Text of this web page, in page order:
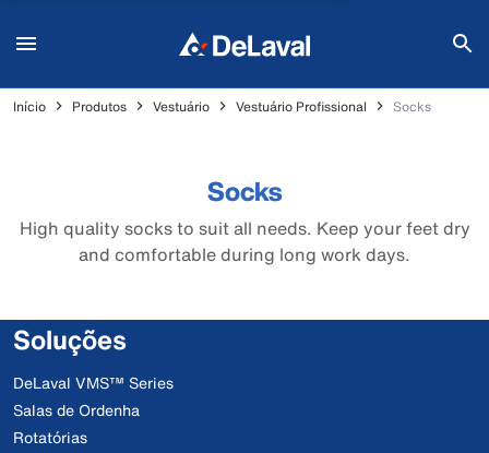
Início Produtos Vestuário Vestuário Profissional Socks
Socks
High quality socks to suit all needs. Keep your feet dry
and comfortable during long work days.
Soluções
DeLaval VMS™ Series
Salas de Ordenha
Rotatórias